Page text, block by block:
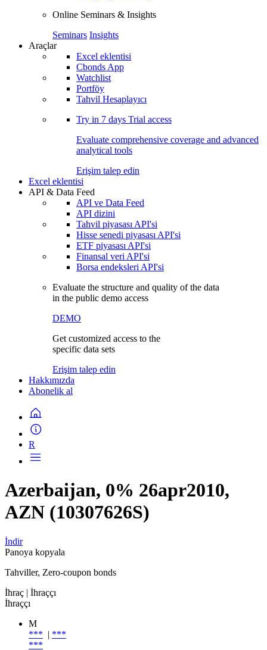
Online Seminars & Insights
Seminars Insights
Araçlar
Excel eklentisi
Cbonds App
Watchlist
Portföy
Tahvil Hesaplayıcı
Try in 7 days Trial access
Evaluate comprehensive coverage and advanced
analytical tools
Erişim talep edin
Excel eklentisi
API & Data Feed
API ve Data Feed
API dizini
Tahvil piyasası API'si
Hisse senedi piyasası API'si
ETF piyasası API'si
Finansal veri API'si
Borsa endeksleri API'si
Evaluate the structure and quality of the data
in the public demo access
DEMO
Get customized access to the
specific data sets
Erişim talep edin
Hakkımızda
Abonelik al
R
Azerbaijan, 0% 26apr2010,
AZN (10307626S)
İndir
Panoya kopyala
Tahviller, Zero-coupon bonds
İhraç | İhraççı
İhraççı
M
*** | ***
***